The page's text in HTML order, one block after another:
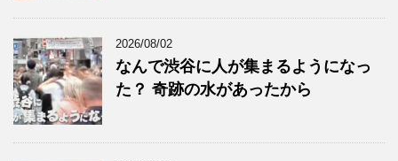
2026/08/02
なんで渋谷に人が集まるようになっ
た？ 奇跡の水があったから